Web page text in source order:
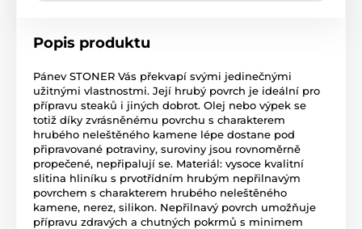
Popis produktu
Pánev STONER Vás překvapí svými jedinečnými
užitnými vlastnostmi. Její hrubý povrch je ideální pro
přípravu steaků i jiných dobrot. Olej nebo výpek se
totiž díky zvrásněnému povrchu s charakterem
hrubého neleštěného kamene lépe dostane pod
připravované potraviny, suroviny jsou rovnoměrně
propečené, nepřipalují se. Materiál: vysoce kvalitní
slitina hliníku s prvotřídním hrubým nepřilnavým
povrchem s charakterem hrubého neleštěného
kamene, nerez, silikon. Nepřilnavý povrch umožňuje
přípravu zdravých a chutných pokrmů s minimem